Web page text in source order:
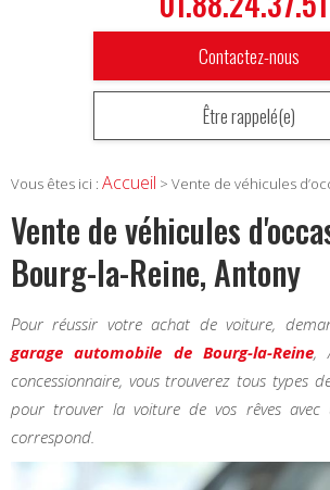
Contactez-nous
Être rappelé(e)
Vous êtes ici : Accueil > Vente de véhicules
Vente de véhicules
Bourg-la-Reine, Antony
Pour réussir votre achat de voiture,
garage automobile de Bourg-la-Reine,
concessionnaire, vous trouverez tous types
pour trouver la voiture de vos rêves
correspond.